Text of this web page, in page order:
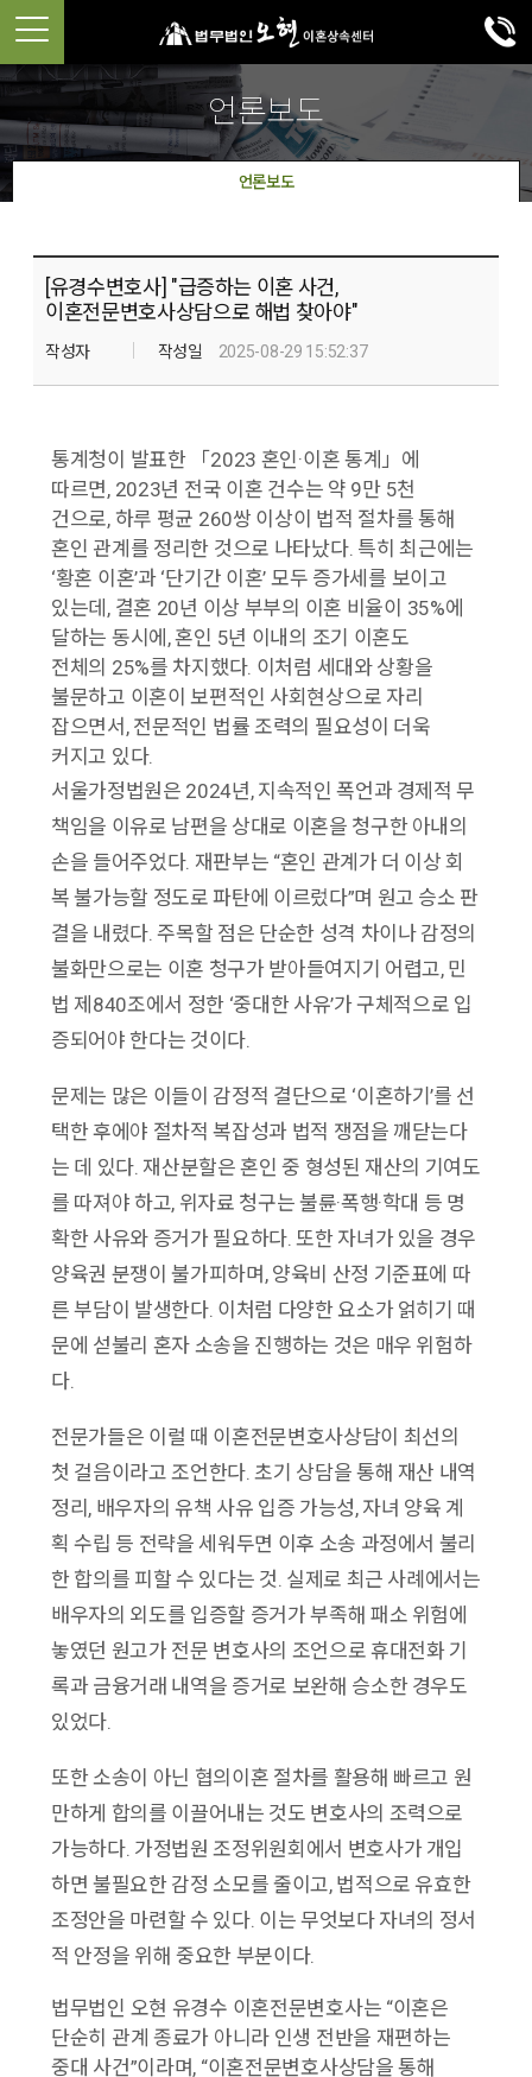
언론보도
언론보도
[유경수변호사] "급증하는 이혼 사건,
이혼전문변호사상담으로 해법 찾아야"
작성자 작성일 2025-08-29 15:52:37
통계청이 발표한 「2023 혼인·이혼 통계」에
따르면, 2023년 전국 이혼 건수는 약 9만 5천
건으로, 하루 평균 260쌍 이상이 법적 절차를 통해
혼인 관계를 정리한 것으로 나타났다. 특히 최근에는
‘황혼 이혼’과 ‘단기간 이혼’ 모두 증가세를 보이고
있는데, 결혼 20년 이상 부부의 이혼 비율이 35%에
달하는 동시에, 혼인 5년 이내의 조기 이혼도
전체의 25%를 차지했다. 이처럼 세대와 상황을
불문하고 이혼이 보편적인 사회현상으로 자리
잡으면서, 전문적인 법률 조력의 필요성이 더욱
커지고 있다.
서울가정법원은 2024년, 지속적인 폭언과 경제적 무
책임을 이유로 남편을 상대로 이혼을 청구한 아내의
손을 들어주었다. 재판부는 “혼인 관계가 더 이상 회
복 불가능할 정도로 파탄에 이르렀다”며 원고 승소 판
결을 내렸다. 주목할 점은 단순한 성격 차이나 감정의
불화만으로는 이혼 청구가 받아들여지기 어렵고, 민
법 제840조에서 정한 ‘중대한 사유’가 구체적으로 입
증되어야 한다는 것이다.
문제는 많은 이들이 감정적 결단으로 ‘이혼하기’를 선
택한 후에야 절차적 복잡성과 법적 쟁점을 깨닫는다
는 데 있다. 재산분할은 혼인 중 형성된 재산의 기여도
를 따져야 하고, 위자료 청구는 불륜·폭행·학대 등 명
확한 사유와 증거가 필요하다. 또한 자녀가 있을 경우
양육권 분쟁이 불가피하며, 양육비 산정 기준표에 따
른 부담이 발생한다. 이처럼 다양한 요소가 얽히기 때
문에 섣불리 혼자 소송을 진행하는 것은 매우 위험하
다.
전문가들은 이럴 때 이혼전문변호사상담이 최선의
첫 걸음이라고 조언한다. 초기 상담을 통해 재산 내역
정리, 배우자의 유책 사유 입증 가능성, 자녀 양육 계
획 수립 등 전략을 세워두면 이후 소송 과정에서 불리
한 합의를 피할 수 있다는 것. 실제로 최근 사례에서는
배우자의 외도를 입증할 증거가 부족해 패소 위험에
놓였던 원고가 전문 변호사의 조언으로 휴대전화 기
록과 금융거래 내역을 증거로 보완해 승소한 경우도
있었다.
또한 소송이 아닌 협의이혼 절차를 활용해 빠르고 원
만하게 합의를 이끌어내는 것도 변호사의 조력으로
가능하다. 가정법원 조정위원회에서 변호사가 개입
하면 불필요한 감정 소모를 줄이고, 법적으로 유효한
조정안을 마련할 수 있다. 이는 무엇보다 자녀의 정서
적 안정을 위해 중요한 부분이다.
법무법인 오현 유경수 이혼전문변호사는 “이혼은
단순히 관계 종료가 아니라 인생 전반을 재편하는
중대 사건”이라며, “이혼전문변호사상담을 통해